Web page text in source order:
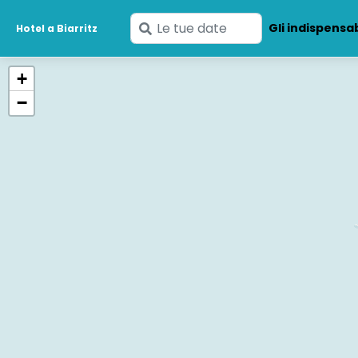
Hotel a Biarritz
Inserisci
le
Gli
+
−